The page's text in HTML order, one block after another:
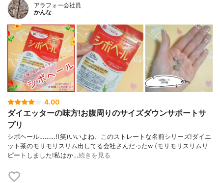
アラフォー会社員
かんな
4.00
ダイエッターの味方!お腹周りのサイズダウンサポートサ
プリ
シボヘール………!(笑)いいよね、このストレートな名前シリーズ!ダイエ
ット茶のモリモリスリム出してる会社さんだったw (モリモリスリムリ
ピートしました!私はか…続きを見る